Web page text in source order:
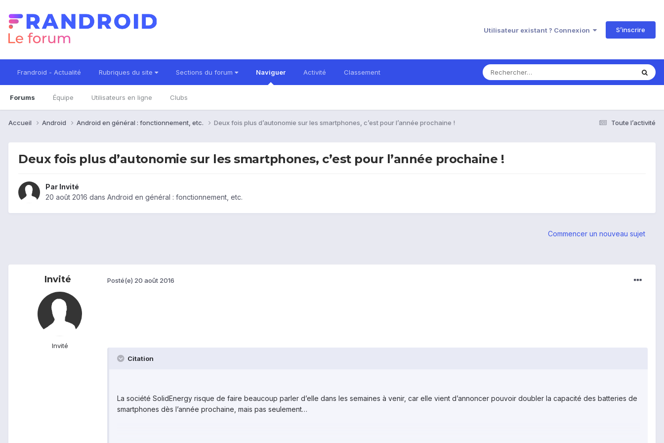
Utilisateur existant ? Connexion S’inscrire
Frandroid - Actualité Rubriques du site Sections du forum Naviguer
Forums Équipe Utilisateurs en ligne Clubs
Activité Classement
Toute l’activité
Accueil Android Android en général : fonctionnement, etc. Deux fois plus d’autonomie sur les smartphones, c’est pour l’année prochaine !
Deux fois plus d’autonomie sur les smartphones, c’est pour l’année prochaine !
Par Invité
20 août 2016 dans Android en général : fonctionnement, etc.
Commencer un nouveau sujet
Invité
Invité
Posté(e) 20 août 2016
Citation
La société SolidEnergy risque de faire beaucoup parler d’elle dans les semaines à venir, car elle vient d’annoncer pouvoir doubler la capacité des batteries de
smartphones dès l’année prochaine, mais pas seulement…